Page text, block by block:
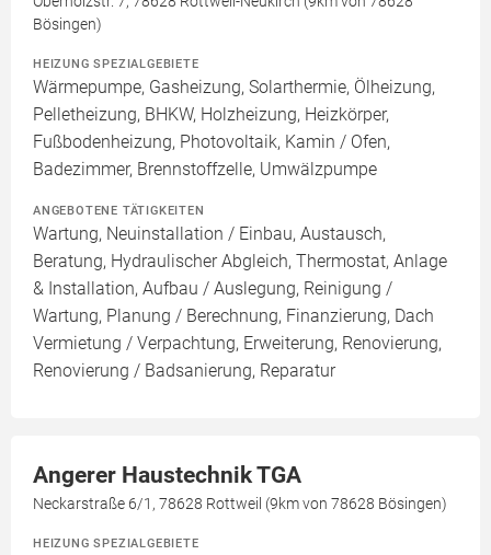
Bösingen)
HEIZUNG SPEZIALGEBIETE
Wärmepumpe, Gasheizung, Solarthermie, Ölheizung,
Pelletheizung, BHKW, Holzheizung, Heizkörper,
Fußbodenheizung, Photovoltaik, Kamin / Ofen,
Badezimmer, Brennstoffzelle, Umwälzpumpe
ANGEBOTENE TÄTIGKEITEN
Wartung, Neuinstallation / Einbau, Austausch,
Beratung, Hydraulischer Abgleich, Thermostat, Anlage
& Installation, Aufbau / Auslegung, Reinigung /
Wartung, Planung / Berechnung, Finanzierung, Dach
Vermietung / Verpachtung, Erweiterung, Renovierung,
Renovierung / Badsanierung, Reparatur
Angerer Haustechnik TGA
Neckarstraße 6/1, 78628 Rottweil (9km von 78628 Bösingen)
HEIZUNG SPEZIALGEBIETE